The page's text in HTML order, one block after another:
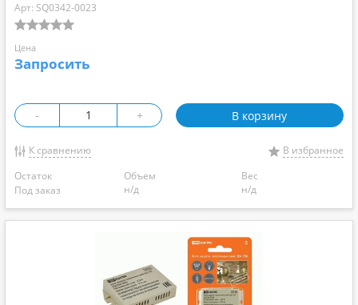
Арт: SQ0342-0023
Цена
Запросить
- + В корзину
К сравнению
В избранное
Остаток
Под заказ
Объем
н/д
Вес
н/д